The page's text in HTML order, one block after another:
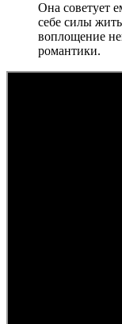
Она советует
себе силы
воплощение
романтики.